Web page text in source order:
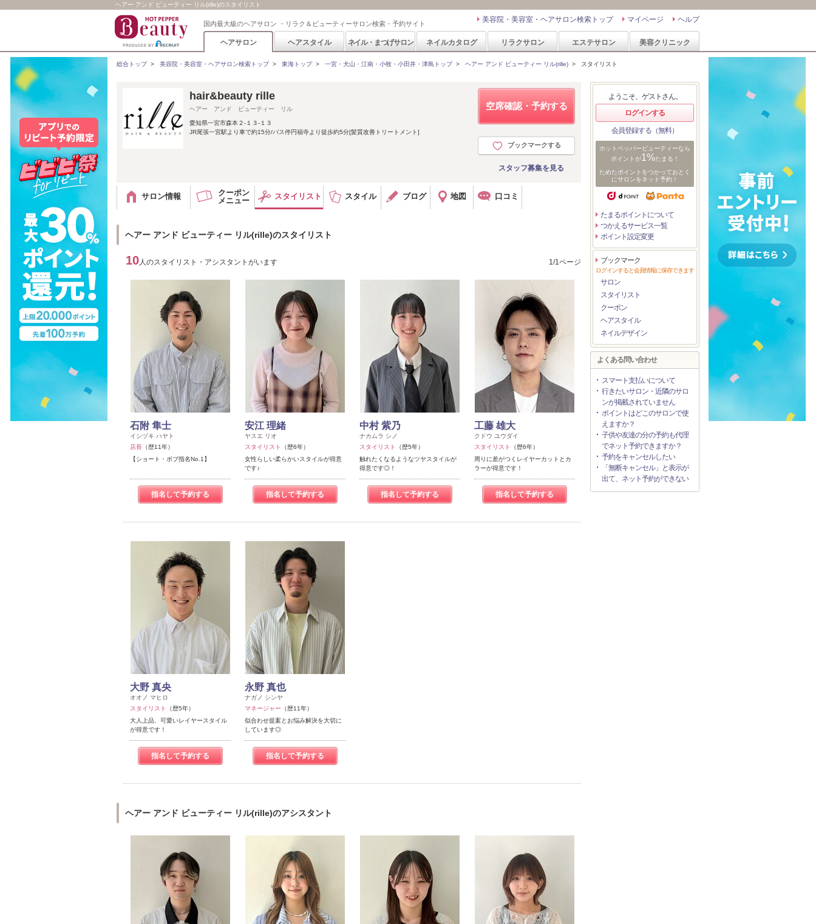
ヘアー アンド ビューティー リル(rille)のスタイリスト
国内最大級のヘアサロン ・リラク＆ビューティーサロン検索・予約サイト ヘルプ
マイページ
美容院・美容室・ヘアサロン検索トップ
ヘアサロン ヘアスタイル ネイル・まつげサロン ネイルカタログ リラクサロン エステサロン 美容クリニック
総合トップ> 美容院・美容室・ヘアサロン検索トップ> 東海トップ> 一宮・犬山・江南・小牧・小田井・津島トップ> ヘアー アンド ビューティー リル(rille) > スタイリスト
空席確認・予約する
ブックマークする
スタッフ募集を見る
hair&beauty rille
ヘアー アンド ビューティー リル
愛知県一宮市森本２‐１３‐１３
JR尾張一宮駅より車で約15分/バス停円福寺より徒歩約5分[髪質改善トリートメント]
サロン情報
クーポン
メニュー
スタイリスト スタイル ブログ 地図 口コミ
ヘアー アンド ビューティー リル(rille)のスタイリスト
10 人のスタイリスト・アシスタントがいます 1/1ページ
石附 隼士
イシヅキ ハヤト
店長（歴11年）
【ショート・ボブ指名No.1】
指名して予約する
安江 理緒
ヤスエ リオ
スタイリスト
（歴6年）
女性らしい柔らかいスタイルが得意
です♪
指名して予約する
中村 紫乃
ナカムラ シノ
スタイリスト
（歴5年）
触れたくなるようなツヤスタイルが
得意です◎！
指名して予約する
工藤 雄大
クドウ ユウダイ
スタイリスト
（歴6年）
周りに差がつくレイヤーカットとカ
ラーが得意です！
指名して予約する
大野 真央
オオノ マヒロ
スタイリスト
（歴5年）
大人上品、可愛いレイヤースタイル
が得意です！
指名して予約する
永野 真也
ナガノ シンヤ
マネージャー （歴11年）
似合わせ提案とお悩み解決を大切に
しています◎
指名して予約する
ヘアー アンド ビューティー リル(rille)のアシスタント
ようこそ、ゲストさん。
ログインする
会員登録する（無料）
ホットペッパービューティーなら
ポイントが1%たまる！
ためたポイントをつかっておとく
にサロンをネット予約！
たまるポイントについて
つかえるサービス一覧
ポイント設定変更
ブックマーク
ログインすると会員情報に保存できます
サロン
スタイリスト
クーポン
ヘアスタイル
ネイルデザイン
よくある問い合わせ
スマート支払いについて
行きたいサロン・近隣のサロ
ンが掲載されていません
ポイントはどこのサロンで使
えますか？
子供や友達の分の予約も代理
でネット予約できますか？
予約をキャンセルしたい
「無断キャンセル」と表示が
出て、ネット予約ができない